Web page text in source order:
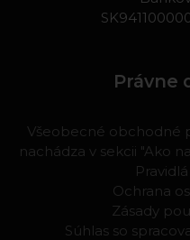
Právne
Všeobecné obchodné
nachádza v sekcii "Ako
Ochrana
Zásady
Súhlas so